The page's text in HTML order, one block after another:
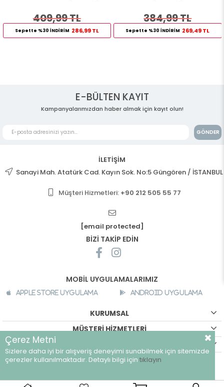
409,99 TL
Sepette %30 İNDİRİM 286,99 TL
384,99 TL
Sepette %30 İNDİRİM 269,49 TL
E-BÜLTEN KAYIT
Kampanyalarımızdan haber almak için kayıt olun!
GÖNDER
İLETİŞİM
Sanayi Mah. Atatürk Cad. Kayın Sok. No:5 Güngören / İSTANBUL
Müşteri Hizmetleri: +90 212 505 55 77
[email protected]
BİZİ TAKİP EDİN
MOBİL UYGULAMALARIMIZ
Apple Store Uygulama Android Uygulama
KURUMSAL
MÜŞTERİ HİZMETLERİ
©breeze.com.tr - Tüm hakları saklıdır.
Çerez Metni
Sizlere daha iyi bir alışveriş deneyimi sunabilmek için sitemizde
çerezler kullanılmaktadır. Detaylı bilgi için tıklayın